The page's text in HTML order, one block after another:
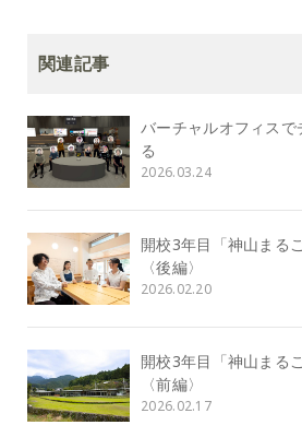
関連記事
バーチャルオフィス
る
2026.03.24
開校3年目「神山まる
〈後編〉
2026.02.20
開校3年目「神山まる
〈前編〉
2026.02.17